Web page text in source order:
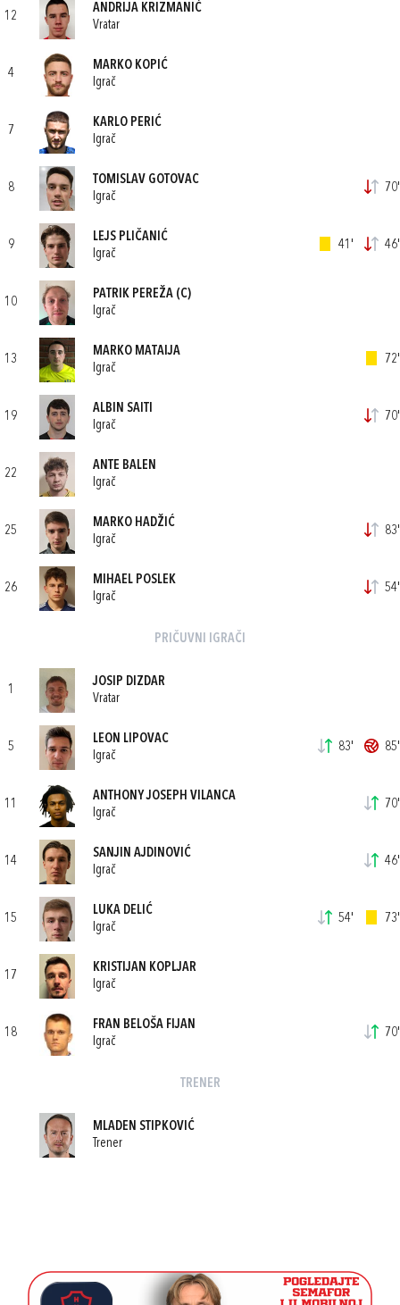
12
ANDRIJA KRIZMANIĆ
Vratar
4
MARKO KOPIĆ
Igrač
7
KARLO PERIĆ
Igrač
8
TOMISLAV GOTOVAC
Igrač
70'
9
LEJS PLIČANIĆ
Igrač
41' 46'
10
PATRIK PEREŽA (C)
Igrač
13
MARKO MATAIJA
Igrač
72'
19
ALBIN SAITI
Igrač
70'
22
ANTE BALEN
Igrač
25
MARKO HADŽIĆ
Igrač
83'
26
MIHAEL POSLEK
Igrač
54'
PRIČUVNI IGRAČI
1
JOSIP DIZDAR
Vratar
5
LEON LIPOVAC
Igrač
83' 85'
11
ANTHONY JOSEPH VILANCA
Igrač
70'
14
SANJIN AJDINOVIĆ
Igrač
46'
15
LUKA DELIĆ
Igrač
54' 73'
17
KRISTIJAN KOPLJAR
Igrač
18
FRAN BELOŠA FIJAN
Igrač
70'
TRENER
MLADEN STIPKOVIĆ
Trener